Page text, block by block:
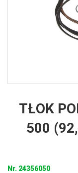
TŁOK
500
Nr. 24356050